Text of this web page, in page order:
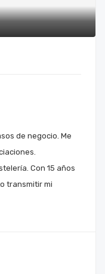
de negocio. Me
Con 15 años
transmitir mi